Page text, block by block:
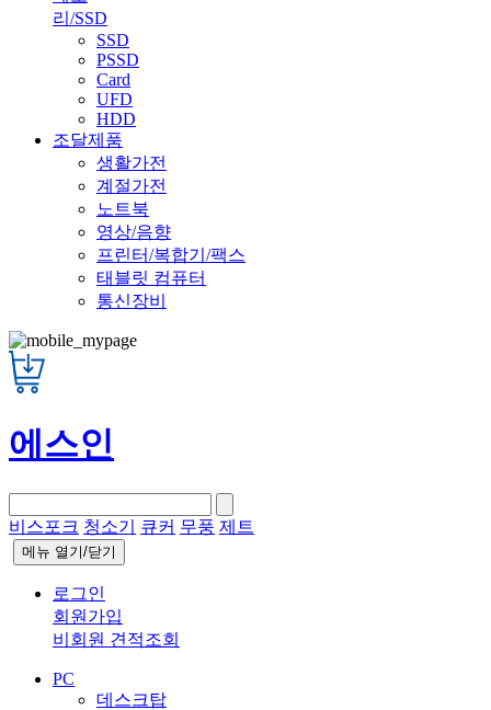
리/SSD
SSD
PSSD
Card
UFD
HDD
조달제품
생활가전
계절가전
노트북
영상/음향
프린터/복합기/팩스
태블릿 컴퓨터
통신장비
에스인
비스포크 청소기 큐커 무풍 제트
메뉴 열기/닫기
로그인
회원가입
비회원 견적조회
PC
데스크탑